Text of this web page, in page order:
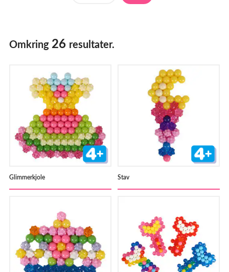
Omkring 26 resultater.
Glimmerkjole Stav